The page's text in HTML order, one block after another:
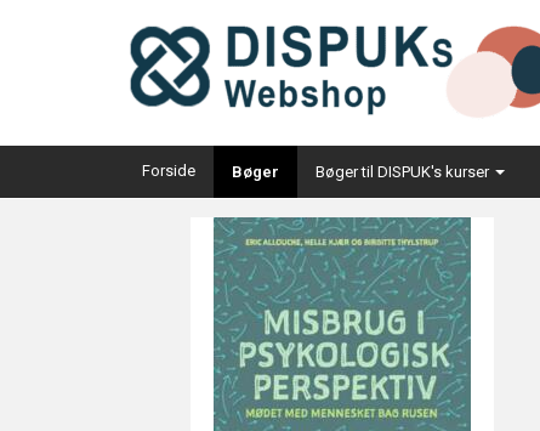
Forside Bøger Bøger til DISPUK's kurser